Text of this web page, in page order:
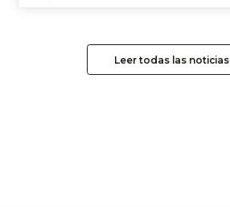
Leer todas las noticias